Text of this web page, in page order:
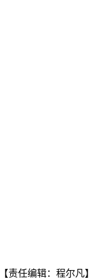
【责任编辑：程尔凡】